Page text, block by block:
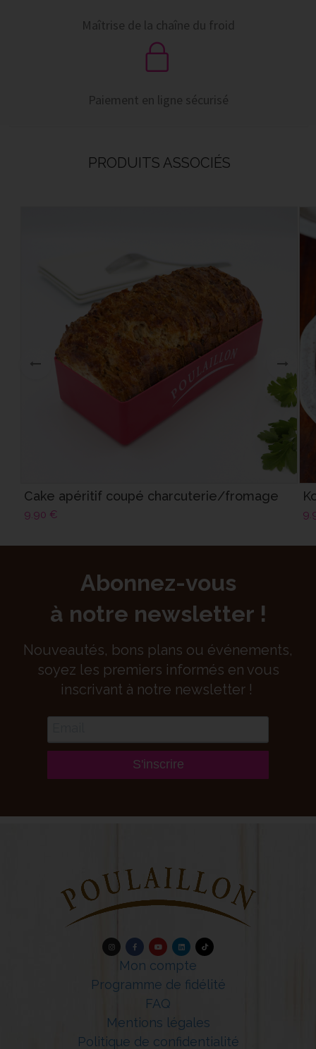
Maîtrise de la chaîne du froid
Paiement en ligne sécurisé
PRODUITS ASSOCIÉS
Cake apéritif coupé charcuterie/fromage
9.90 €
Abonnez-vous
à notre newsletter !
Nouveautés, bons plans ou événements,
soyez les premiers informés en vous
inscrivant à notre newsletter !
S'inscrire
Mon compte
Programme de fidélité
FAQ
Mentions légales
Politique de confidentialité